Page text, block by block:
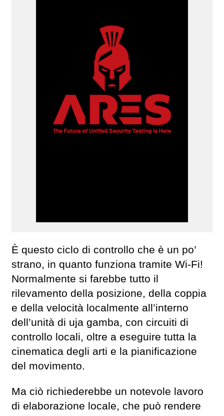
È questo ciclo di controllo che è un po’
strano, in quanto funziona tramite Wi-Fi!
Normalmente si farebbe tutto il
rilevamento della posizione, della coppia
e della velocità localmente all’interno
dell’unità di uja gamba, con circuiti di
controllo locali, oltre a eseguire tutta la
cinematica degli arti e la pianificazione
del movimento.
Ma ciò richiederebbe un notevole lavoro
di elaborazione locale, che può rendere